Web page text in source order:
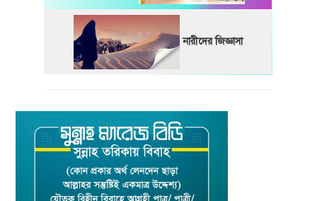
নারীদের জিজ্ঞাসা